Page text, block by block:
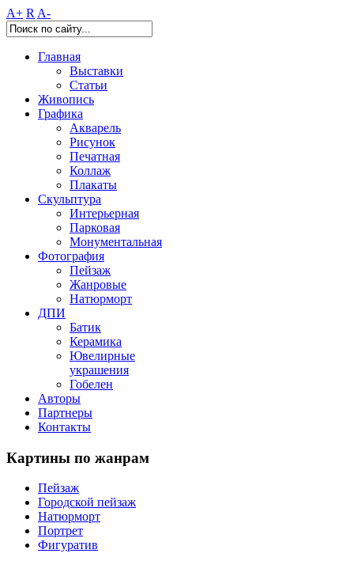
A+ R A-
Главная
Выставки
Статьи
Живопись
Графика
Акварель
Рисунок
Печатная
Коллаж
Плакаты
Скульптура
Интерьерная
Парковая
Монументальная
Фотография
Пейзаж
Жанровые
Натюрморт
ДПИ
Батик
Керамика
Ювелирные
украшения
Гобелен
Авторы
Партнеры
Контакты
Картины по жанрам
Пейзаж
Городской пейзаж
Натюрморт
Портрет
Фигуратив